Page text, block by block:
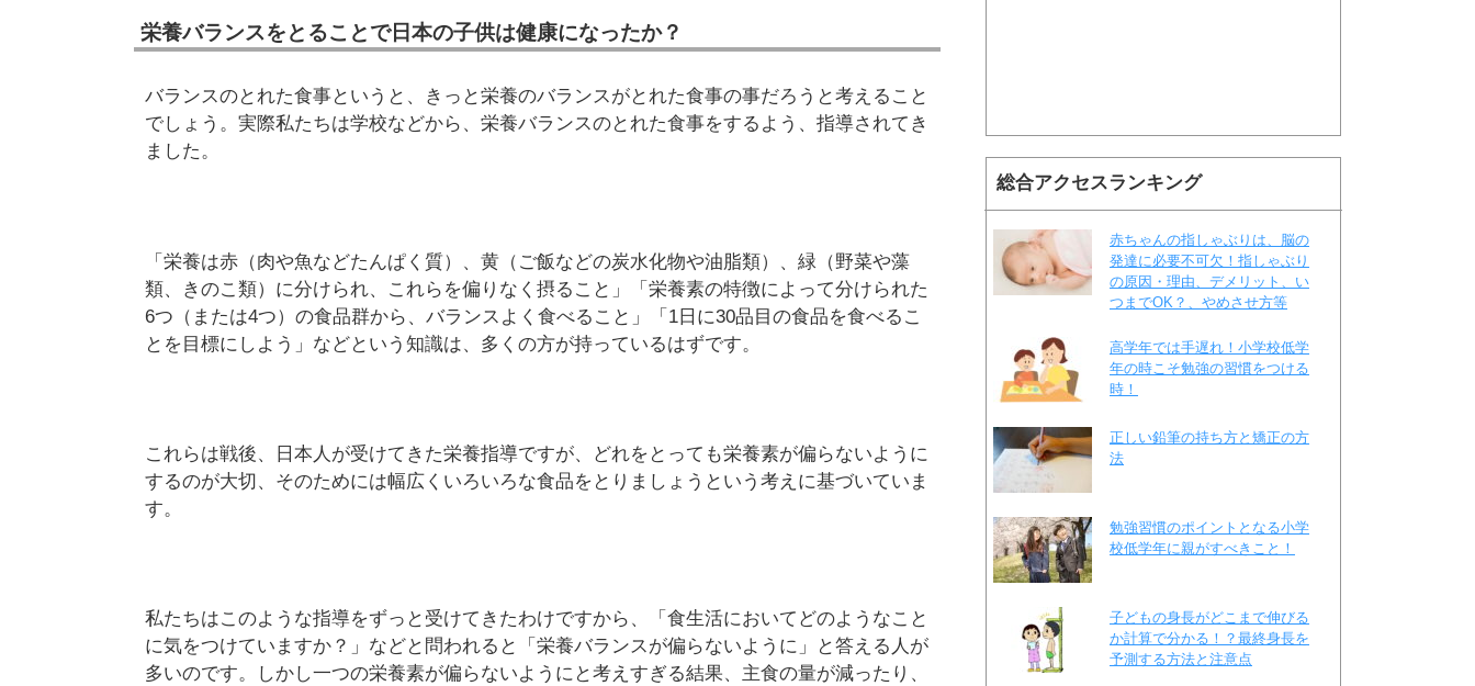
栄養バランスをとることで日本の子供は健康になったか？
バランスのとれた食事というと、きっと栄養のバランスがとれた食事の事だろうと考えること
でしょう。実際私たちは学校などから、栄養バランスのとれた食事をするよう、指導されてき
ました。
「栄養は赤（肉や魚などたんぱく質）、黄（ご飯などの炭水化物や油脂類）、緑（野菜や藻
類、きのこ類）に分けられ、これらを偏りなく摂ること」「栄養素の特徴によって分けられた
6つ（または4つ）の食品群から、バランスよく食べること」「1日に30品目の食品を食べるこ
とを目標にしよう」などという知識は、多くの方が持っているはずです。
これらは戦後、日本人が受けてきた栄養指導ですが、どれをとっても栄養素が偏らないように
するのが大切、そのためには幅広くいろいろな食品をとりましょうという考えに基づいていま
す。
私たちはこのような指導をずっと受けてきたわけですから、「食生活においてどのようなこと
に気をつけていますか？」などと問われると「栄養バランスが偏らないように」と答える人が
多いのです。しかし一つの栄養素が偏らないようにと考えすぎる結果、主食の量が減ったり、
総合アクセスランキング
赤ちゃんの指しゃぶりは、脳の
発達に必要不可欠！指しゃぶり
の原因・理由、デメリット、い
つまでOK？、やめさせ方等
高学年では手遅れ！小学校低学
年の時こそ勉強の習慣をつける
時！
正しい鉛筆の持ち方と矯正の方
法
勉強習慣のポイントとなる小学
校低学年に親がすべきこと！
子どもの身長がどこまで伸びる
か計算で分かる！？最終身長を
予測する方法と注意点